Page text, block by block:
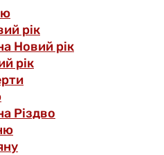
рік
Новий рік
рік
Різдво